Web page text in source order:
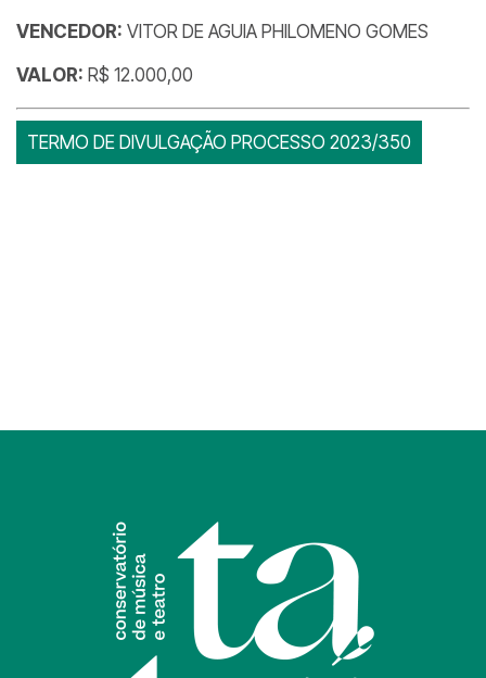
VENCEDOR: VITOR DE AGUIA PHILOMENO GOMES
VALOR: R$ 12.000,00
TERMO DE DIVULGAÇÃO PROCESSO 2023/350